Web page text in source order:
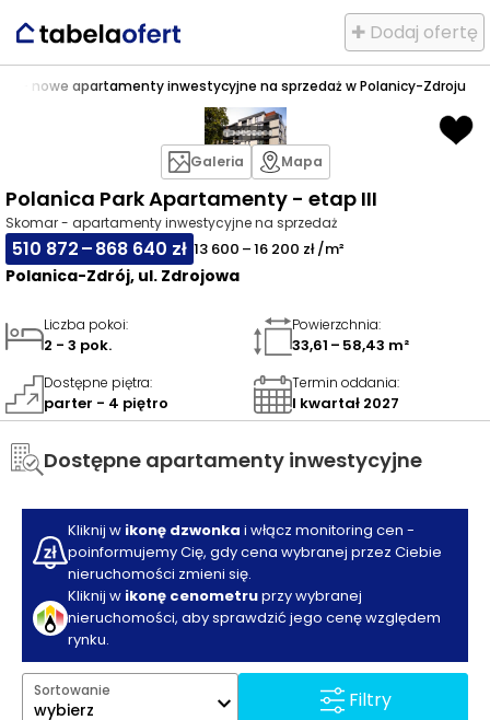
✚ Dodaj ofertę
III - nowe apartamenty inwestycyjne na sprzedaż w Polanicy-Zdroju
Polanica Park Apartamenty - etap III
Skomar - apartamenty inwestycyjne na sprzedaż
510 872 – 868 640 zł 13 600 – 16 200 zł /m²
Polanica-Zdrój, ul. Zdrojowa
Galeria Mapa
Liczba pokoi:
2 - 3 pok.
Powierzchnia:
33,61 – 58,43 m²
Dostępne piętra:
parter - 4 piętro
Termin oddania:
I kwartał 2027
Dostępne apartamenty inwestycyjne
Kliknij w ikonę dzwonka i włącz monitoring cen -
poinformujemy Cię, gdy cena wybranej przez Ciebie
nieruchomości zmieni się.
Kliknij w ikonę cenometruprzy wybranej
nieruchomości, aby sprawdzić jego cenę względem
rynku.
Filtry
Sortowanie
wybierz